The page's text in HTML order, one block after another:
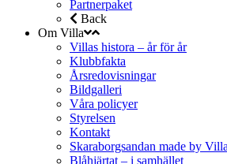
Partnerpaket
Back
Om Villa
Villas histora – år för år
Klubbfakta
Årsredovisningar
Bildgalleri
Våra policyer
Styrelsen
Kontakt
Skaraborgsandan made by
Blåhjärtat – i samhället